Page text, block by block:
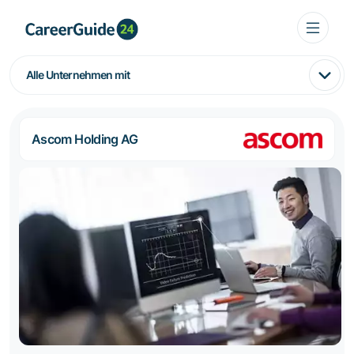
Alle Unternehmen mit
Ascom Holding AG